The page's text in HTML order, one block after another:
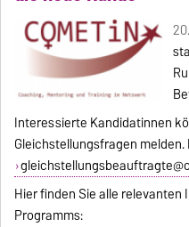
Interessierte Kandidatinnen
Gleichstellungsfragen melden.
Hier finden Sie alle
Programms: